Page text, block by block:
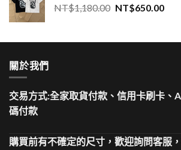
NT$1,180.00 NT$650.00
關於我們
交易方式:全家取貨付款、信用卡刷卡、
碼付款
購買前有不確定的尺寸，歡迎詢問客服